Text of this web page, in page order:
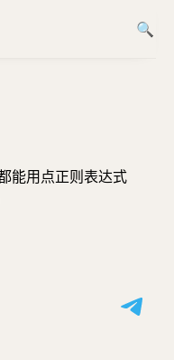
能用点正则表达式